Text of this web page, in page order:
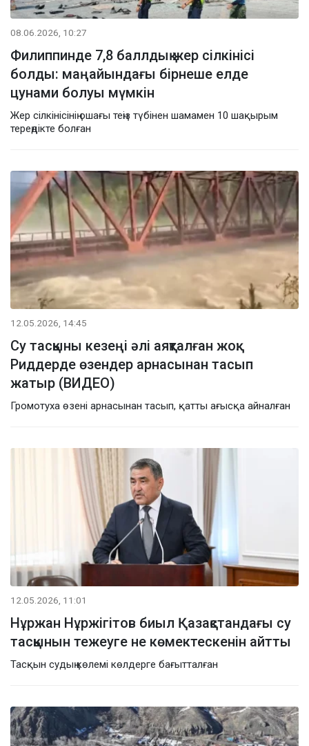
08.06.2026, 10:27
Филиппинде 7,8 баллдық жер сілкінісі
болды: маңайындағы бірнеше елде
цунами болуы мүмкін
Жер сілкінісінің ошағы теңіз түбінен шамамен 10 шақырым
тереңдікте болған
12.05.2026, 14:45
Су тасқыны кезеңі әлі аяқталған жоқ:
Риддерде өзендер арнасынан тасып
жатыр (ВИДЕО)
Громотуха өзені арнасынан тасып, қатты ағысқа айналған
12.05.2026, 11:01
Нұржан Нұржігітов биыл Қазақстандағы су
тасқынын тежеуге не көмектескенін айтты
Тасқын судың көлемі көлдерге бағытталған